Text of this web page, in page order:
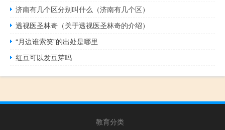
济南有几个区分别叫什么（济南有几个区）
透视医圣林奇（关于透视医圣林奇的介绍）
“月边谁索笑”的出处是哪里
红豆可以发豆芽吗
教育分类